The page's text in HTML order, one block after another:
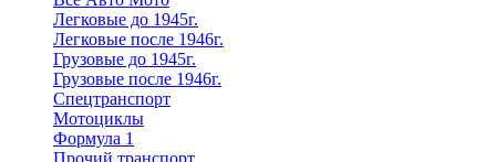
Легковые до 1945г.
Легковые после 1946г.
Грузовые до 1945г.
Грузовые после 1946г.
Спецтранспорт
Мотоциклы
Формула 1
Прочий транспорт